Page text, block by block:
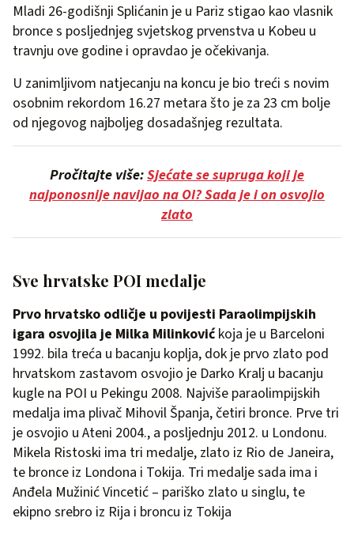
Mladi 26-godišnji Splićanin je u Pariz stigao kao vlasnik
bronce s posljednjeg svjetskog prvenstva u Kobeu u
travnju ove godine i opravdao je očekivanja.
U zanimljivom natjecanju na koncu je bio treći s novim
osobnim rekordom 16.27 metara što je za 23 cm bolje
od njegovog najboljeg dosadašnjeg rezultata.
Pročitajte više:Sjećate se supruga koji je
najponosnije navijao na OI? Sada je i on osvojio
zlato
Sve hrvatske POI medalje
Prvo hrvatsko odličje u povijesti Paraolimpijskih
igara osvojila je Milka Milinkovićkoja je u Barceloni
1992. bila treća u bacanju koplja, dok je prvo zlato pod
hrvatskom zastavom osvojio je Darko Kralj u bacanju
kugle na POI u Pekingu 2008. Najviše paraolimpijskih
medalja ima plivač Mihovil Španja, četiri bronce. Prve tri
je osvojio u Ateni 2004., a posljednju 2012. u Londonu.
Mikela Ristoski ima tri medalje, zlato iz Rio de Janeira,
te bronce iz Londona i Tokija. Tri medalje sada ima i
Anđela Mužinić Vincetić – pariško zlato u singlu, te
ekipno srebro iz Rija i broncu iz Tokija